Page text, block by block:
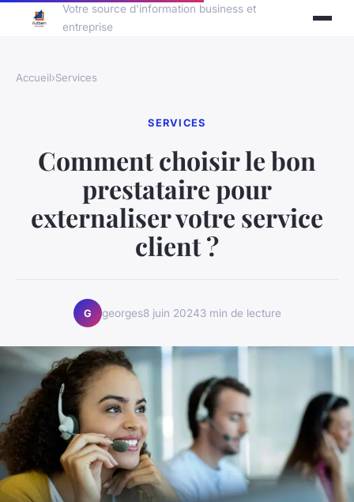
Votre source d'information business et
entreprise
Accueil›Services
SERVICES
Comment choisir le bon
prestataire pour
externaliser votre service
client ?
G georges8 juin 20243 min de lecture